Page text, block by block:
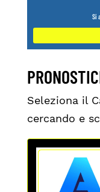
Si
Seleziona il
cercando e